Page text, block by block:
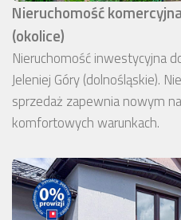
Nieruchomość
(okolice)
Nieruchomość inwestycyjna
Jeleniej Góry (dolnośląskie).
sprzedaż zapewnia nowym
komfortowych warunkach.